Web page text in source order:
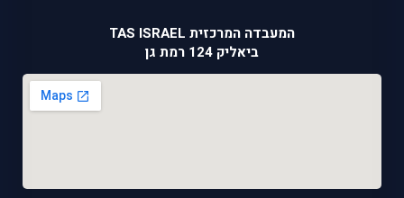
המעבדה המרכזית TAS ISRAEL
ביאליק 124 רמת גן